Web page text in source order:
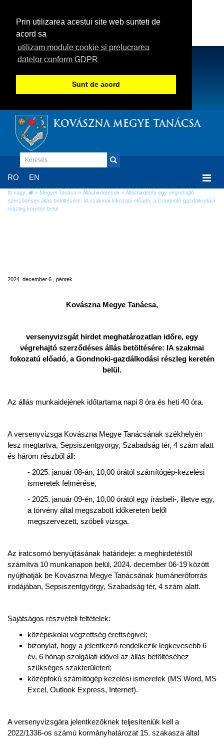
Prin utilizarea acestui site web sunteti de
acord sa
utilizam module cookie si prelucrarea
datelor conform GDPR
Sunt de acord
KOVÁSZNA MEGYE TANÁCSA
RO EN
Itt vagy: » Megyei Tanács » Álláshirdetések » Álláshirdetés egy végrehajtó
szerződéses állás betöltésére: IA szakmai fokozatú előadó, a Gondnoki-gazdálkodási
részleg keretén belül
2024. december 6., péntek
Kovászna Megye Tanácsa,
versenyvizsgát hirdet meghatározatlan időre, egy
végrehajtó szerződéses állás betöltésére: IA szakmai
fokozatú előadó, a Gondnoki-gazdálkodási részleg keretén
belül.
Az állás munkaidejének időtartama napi 8 óra és heti 40 óra.
A versenyvizsga Kovászna Megye Tanácsának székhelyén
lesz megtartva, Sepsiszentgyörgy, Szabadság tér, 4 szám alatt
és három részből áll:
- 2025. január 08-án, 10,00 órától számítógép-kezelési
ismeretek felmérése,
- 2025. január 09-én, 10,00 órától egy írásbeli-, illetve egy,
a törvény által megszabott időkereten belől
megszervezett, szóbeli vizsga.
Az iratcsomó benyújtásának határideje: a meghirdetéstől
számítva 10 munkanapon belül, 2024. december 06-19 között
nyújthatják be Kovászna Megye Tanácsának humánerőforrás
irodájában, Sepsiszentgyörgy, Szabadság tér, 4 szám alatt.
Sajátságos részvételi feltételek:
középiskolai végzettség érettségivel;
bizonylat, hogy a jelentkező rendelkezik legkevesebb 6
év, 6 hónap szolgálati idővel az állás betöltéséhez
szükséges szakterületen;
középfokú számítógép kezelési ismeretek (MS Word, MS
Excel, Outlook Express, Internet).
A versenyvizsgára jelentkezőknek teljesíteniük kell a
2022/1336-os számú kormányhatározat 15. szakasza által